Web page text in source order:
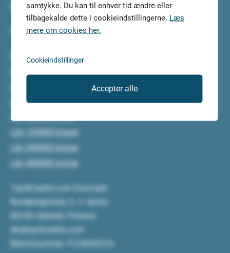
finde de 5 mest velegnede lån til dig.
Vi gør arbejdet for dig.
Lån 5000 kroner
Lån 20000 kroner
Lån 50000 kroner
Lån 100000 kroner
Lån 300000 kroner
Lån 400000 kroner
Top5Credits.com Danmark
Runeberginkatu 5, 3. kerros
00100 Helsinki, Finland
dk@top5credits.com
Momsnummer: FI-24645516
samtykke. Du kan til enhver tid ændre eller
tilbagekalde dette i cookieindstillingerne. Læs
mere om cookies her.
Cookieindstillinger
Accepter alle